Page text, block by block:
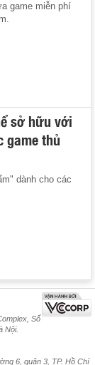
game miễn phí
sở hữu với
game thủ
dành cho các
Số
Nội.
6, quận 3, TP. Hồ Chí